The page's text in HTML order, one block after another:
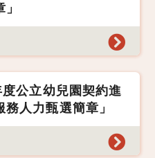
公立幼兒園契約進
人力甄選簡章」